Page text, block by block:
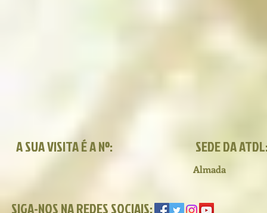
A SUA VISITA É A Nº: SEDE DA
Almada
SIGA-NOS NA REDES SOCIAIS: